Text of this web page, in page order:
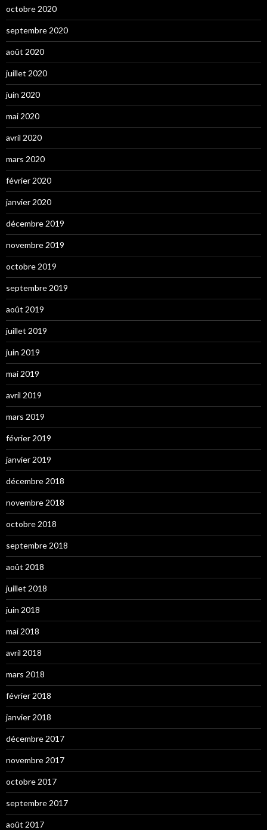
octobre 2020
septembre 2020
août 2020
juillet 2020
juin 2020
mai 2020
avril 2020
mars 2020
février 2020
janvier 2020
décembre 2019
novembre 2019
octobre 2019
septembre 2019
août 2019
juillet 2019
juin 2019
mai 2019
avril 2019
mars 2019
février 2019
janvier 2019
décembre 2018
novembre 2018
octobre 2018
septembre 2018
août 2018
juillet 2018
juin 2018
mai 2018
avril 2018
mars 2018
février 2018
janvier 2018
décembre 2017
novembre 2017
octobre 2017
septembre 2017
août 2017